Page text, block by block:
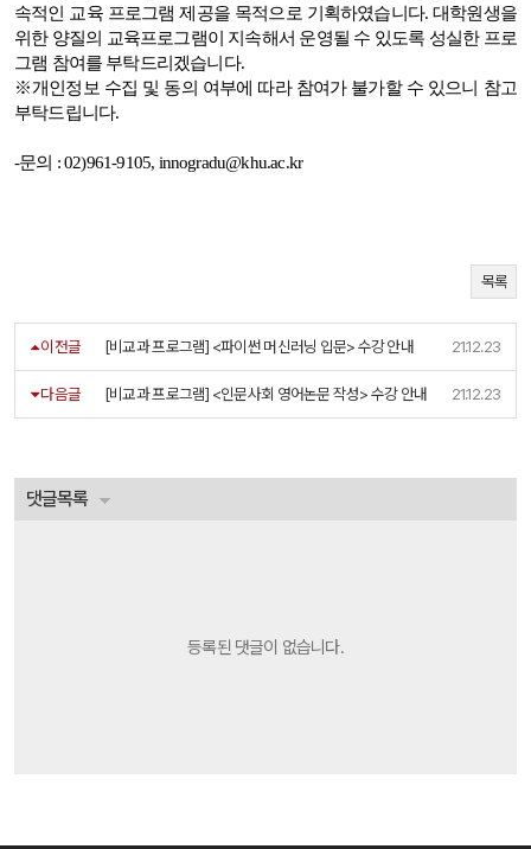
속적인 교육 프로그램 제공을 목적으로 기획하였습니다.대학원생을
위한 양질의 교육프로그램이 지속해서 운영될 수 있도록 성실한 프로
그램 참여를 부탁드리겠습니다.
※개인정보 수집 및 동의 여부에 따라 참여가 불가할 수 있으니 참고
부탁드립니다.
-문의 : 02)961-9105, innogradu@khu.ac.kr
목록
이전글 [비교과 프로그램] <파이썬 머신러닝 입문> 수강 안내 21.12.23
다음글 [비교과 프로그램] <인문사회 영어논문 작성> 수강 안내 21.12.23
댓글목록
등록된 댓글이 없습니다.